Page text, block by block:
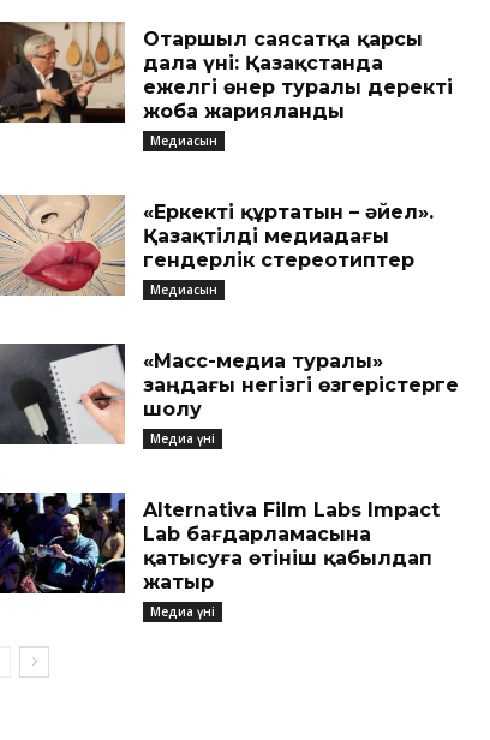
Отаршыл саясатқа қарсы
дала үні: Қазақстанда
ежелгі өнер туралы деректі
жоба жарияланды
Медиасын
«Еркекті құртатын – әйел».
Қазақтілді медиадағы
гендерлік стереотиптер
Медиасын
«Масс-медиа туралы»
заңдағы негізгі өзгерістерге
шолу
Медиа үні
Alternativa Film Labs Impact
Lab бағдарламасына
қатысуға өтініш қабылдап
жатыр
Медиа үні